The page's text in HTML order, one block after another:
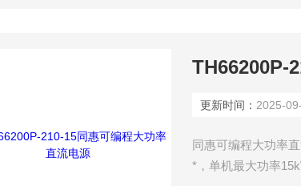
TH66200P-
更新时间： 2025-
同惠可编程大功率
*，单机最大功率